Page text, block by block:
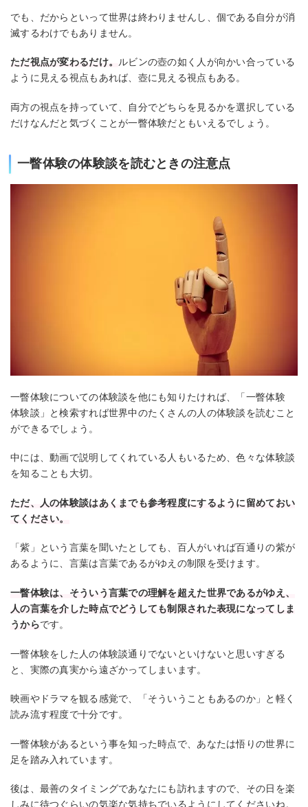
でも、だからといって世界は終わりませんし、個である自分が消
滅するわけでもありません。
ただ視点が変わるだけ。 ルビンの壺の如く人が向かい合っている
ように見える視点もあれば、壺に見える視点もある。
両方の視点を持っていて、自分でどちらを見るかを選択している
だけなんだと気づくことが一瞥体験だともいえるでしょう。
一瞥体験の体験談を読むときの注意点
一瞥体験についての体験談を他にも知りたければ、「一瞥体験
体験談」と検索すれば世界中のたくさんの人の体験談を読むこと
ができるでしょう。
中には、動画で説明してくれている人もいるため、色々な体験談
を知ることも大切。
ただ、人の体験談はあくまでも参考程度にするように留めておい
てください。
「紫」という言葉を聞いたとしても、百人がいれば百通りの紫が
あるように、言葉は言葉であるがゆえの制限を受けます。
一瞥体験は、そういう言葉での理解を超えた世界であるがゆえ、
人の言葉を介した時点でどうしても制限された表現になってしま
うからです。
一瞥体験をした人の体験談通りでないといけないと思いすぎる
と、実際の真実から遠ざかってしまいます。
映画やドラマを観る感覚で、「そういうこともあるのか」と軽く
読み流す程度で十分です。
一瞥体験があるという事を知った時点で、あなたは悟りの世界に
足を踏み入れています。
後は、最善のタイミングであなたにも訪れますので、その日を楽
しみに待つぐらいの気楽な気持ちでいるようにしてくださいね。